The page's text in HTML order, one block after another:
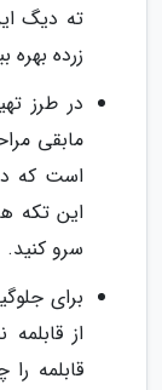
ته دیگ
زرده
در طرز
مابقی
است که
این تکه
سرو کنید.
برای
از
قابلمه